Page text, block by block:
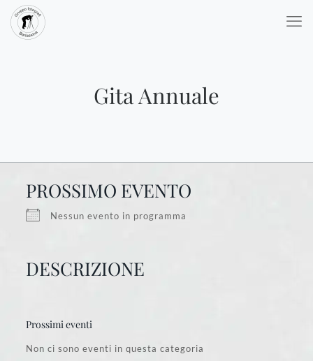
Gita Annuale
PROSSIMO EVENTO
Nessun evento in programma
DESCRIZIONE
Prossimi eventi
Non ci sono eventi in questa categoria